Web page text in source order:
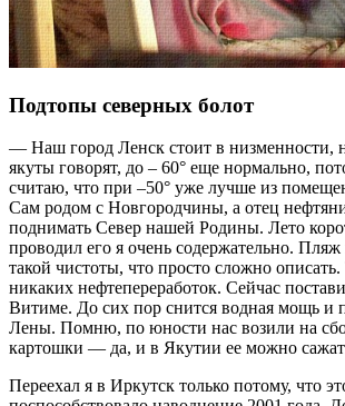
Подтопы северных болот
— Наш город Ленск стоит в низменности,
якуты говорят, до – 60° еще нормально,
считаю, что при –50° уже лучше из
Сам родом с Новгородчины, а отец
поднимать Север нашей Родины. Лето
проводил его я очень содержательно.
такой чистоты, что просто сложно
никаких нефтепереработок. Сейчас
Витиме. До сих пор снится водная мощь и
Лены. Помню, по юности нас возили на
картошки — да, и в Якутии ее можно
Переехал я в Иркутск только потому, что